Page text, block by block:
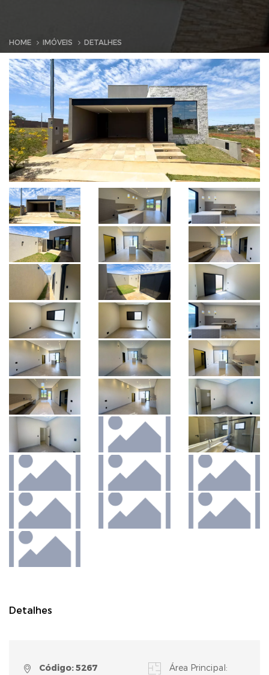
HOME IMÓVEIS DETALHES
Detalhes
Código: 5267
Área Principal: